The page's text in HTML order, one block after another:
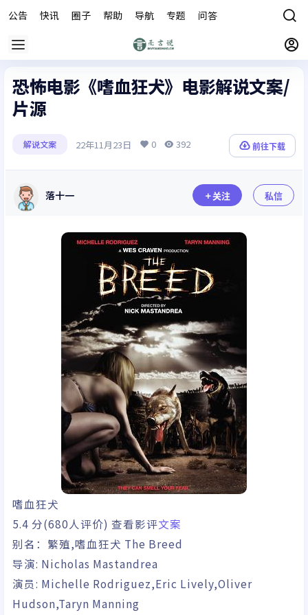
公告 快讯 圈子 帮助 导航 专题 问答
恐怖电影《嗜血狂犬》电影解说文案/
片源
解说文案 22年11月23日 0 392 前往下载
落十一 关注 私信
嗜血狂犬
5.4 分(680人评价) 查看影评文案
别名： 繁殖,嗜血狂犬 The Breed
导演: Nicholas Mastandrea
演员: Michelle Rodriguez,Eric Lively,Oliver
Hudson,Taryn Manning